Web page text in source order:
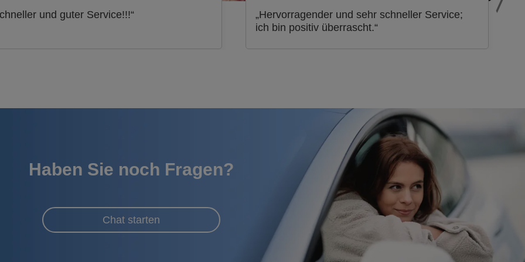
und guter Service!!!“
„Hervorragender und sehr schneller Service;
ich bin positiv überrascht.“
Haben Sie noch Fragen?
Chat starten